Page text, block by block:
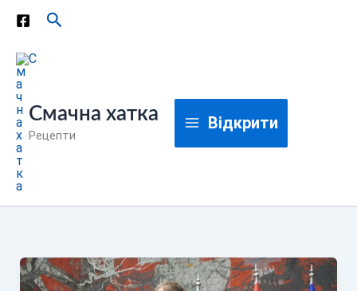
Перейти
вмісту
Пошук
Смачна хатка
Рецепти
Відкрити